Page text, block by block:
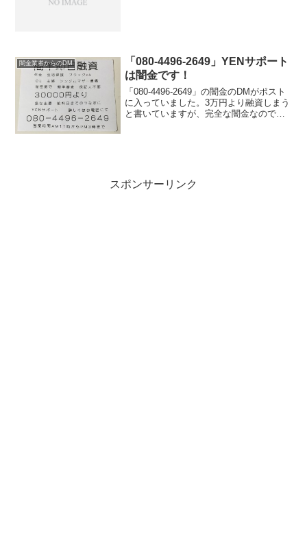
闇金業者からのDM
「080-4496-2649」YENサポート
は闇金です！
「080-4496-2649」の闇金のDMがポスト
に入っていました。3万円より融資しまう
と書いていますが、完全な闇金なので騙
スポンサーリンク